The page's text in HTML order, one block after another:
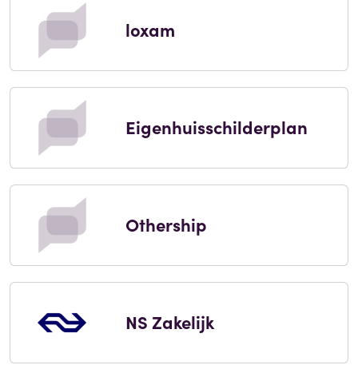
loxam
Eigenhuisschilderplan
Othership
NS Zakelijk